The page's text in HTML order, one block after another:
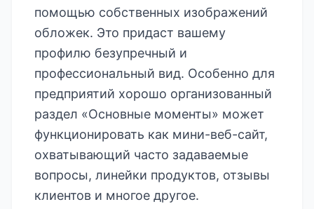
помощью собственных изображений
обложек. Это придаст вашему
профилю безупречный и
профессиональный вид. Особенно для
предприятий хорошо организованный
раздел «Основные моменты» может
функционировать как мини-веб-сайт,
охватывающий часто задаваемые
вопросы, линейки продуктов, отзывы
клиентов и многое другое.